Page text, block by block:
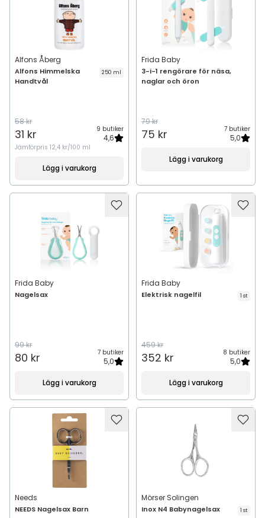
Alfons Åberg
Alfons Himmelska
Handtvål
250 ml
58 kr
31 kr 9 butiker
4,6
Jämförpris 12,4 kr/100 ml
Lägg i varukorg
Frida Baby
3-i-1 rengörare för näsa,
naglar och öron
79 kr
75 kr 7 butiker
5,0
Lägg i varukorg
Frida Baby
Nagelsax
99 kr
80 kr 7 butiker
5,0
Lägg i varukorg
Frida Baby
Elektrisk nagelfil 1 st
459 kr
352 kr 8 butiker
5,0
Lägg i varukorg
Needs
NEEDS Nagelsax Barn
Mörser Solingen
Inox N4 Babynagelsax 1 st